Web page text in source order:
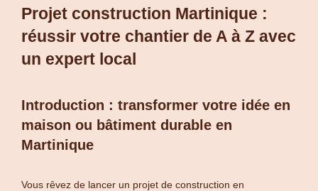
Projet construction Martinique :
réussir votre chantier de A à Z avec
un expert local
Introduction : transformer votre idée en
maison ou bâtiment durable en
Martinique
Vous rêvez de lancer un projet de construction en